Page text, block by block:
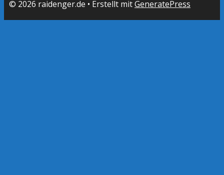
© 2026 raidenger.de • Erstellt mitGeneratePress